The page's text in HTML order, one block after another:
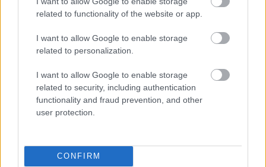
related to functionality of the website or app.
I want to allow Google to enable storage
related to personalization.
I want to allow Google to enable storage
related to security, including authentication
functionality and fraud prevention, and other
user protection.
CONFIRM
Mohlo by vás zaujímať